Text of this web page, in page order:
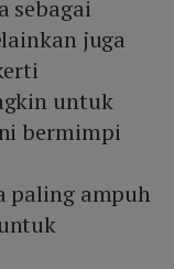
sebagai
juga
untuk
bermimpi
paling ampuh